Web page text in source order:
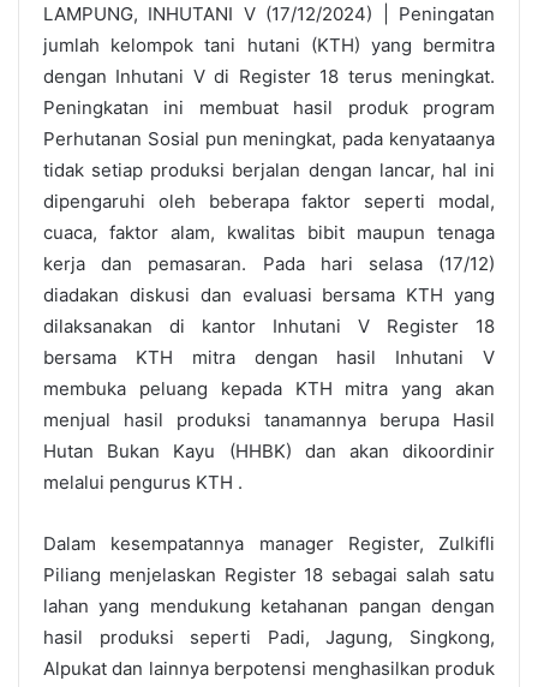
LAMPUNG, INHUTANI V (17/12/2024) | Peningatan
jumlah kelompok tani hutani (KTH) yang bermitra
dengan Inhutani V di Register 18 terus meningkat.
Peningkatan ini membuat hasil produk program
Perhutanan Sosial pun meningkat, pada kenyataanya
tidak setiap produksi berjalan dengan lancar, hal ini
dipengaruhi oleh beberapa faktor seperti modal,
cuaca, faktor alam, kwalitas bibit maupun tenaga
kerja dan pemasaran. Pada hari selasa (17/12)
diadakan diskusi dan evaluasi bersama KTH yang
dilaksanakan di kantor Inhutani V Register 18
bersama KTH mitra dengan hasil Inhutani V
membuka peluang kepada KTH mitra yang akan
menjual hasil produksi tanamannya berupa Hasil
Hutan Bukan Kayu (HHBK) dan akan dikoordinir
melalui pengurus KTH .
Dalam kesempatannya manager Register, Zulkifli
Piliang menjelaskan Register 18 sebagai salah satu
lahan yang mendukung ketahanan pangan dengan
hasil produksi seperti Padi, Jagung, Singkong,
Alpukat dan lainnya berpotensi menghasilkan produk